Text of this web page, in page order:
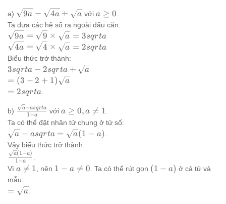
a) \sqrt{9a}
-
\sqrt{4a}
+
\sqrt{a}
9a − 4a + a vớia
\ge
0
a ≥ 0
Ta đưa các hệ số ra ngoài dấu căn:
\sqrt{9a}
=
\sqrt{9}
\times
\sqrt{a}
3sqrt{a}
9a = 9 × a = 3sqrta
\sqrt{4a}
=
\sqrt{4}
\times
\sqrt{a}
2sqrt{a}
4a = 4 × a = 2sqrta
Biểu thức trở thành:
3sqrt{a}
-
2sqrt{a}
\sqrt{a}
3sqrta − 2sqrta + a
= (3 - 2 +
1)\sqrt{a}
= (3 − 2 + 1) a
=
= 2sqrta.
b) \frac{\sqrt{a}
- asqrt{a}}{1 -
a}
1 −a
a−asqrta vớia
\ge
\ne
a ≥ 0, a 
= 1
Ta có thể đặt nhân tử chung ở tử số:
\sqrt{a}
-
asqrt{a}
\sqrt{a}
(1 - a)
a − asqrta = a(1 − a)
Vậy biểu thức trở thành:
\frac{\sqrt{a}
(1 - a)}{1 - a}
1 −a
a(1−a)
Vì a
\ne
a 
= 1 , nên 1 -
1 − a 
= 0 . Ta có thể rút gọn (1
(1 − a) ở cả tử và
mẫu:
=
= a